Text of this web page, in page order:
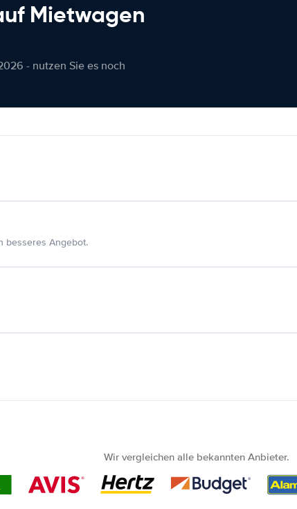
Mietwagen
- nutzen Sie es noch
besseres Angebot.
Wir vergleichen alle bekannten Anbieter.